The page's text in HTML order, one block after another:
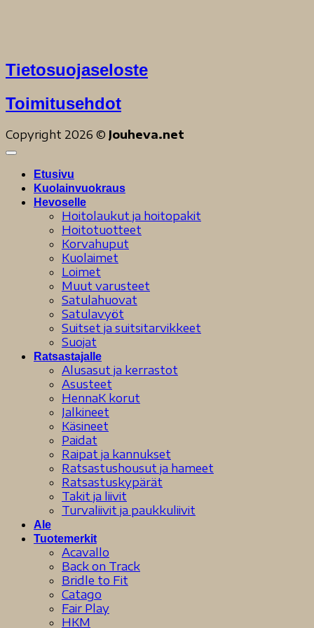
Tietosuojaseloste
Toimitusehdot
Copyright 2026 © Jouheva.net
Etusivu
Kuolainvuokraus
Hevoselle
Hoitolaukut ja hoitopakit
Hoitotuotteet
Korvahuput
Kuolaimet
Loimet
Muut varusteet
Satulahuovat
Satulavyöt
Suitset ja suitsitarvikkeet
Suojat
Ratsastajalle
Alusasut ja kerrastot
Asusteet
HennaK korut
Jalkineet
Käsineet
Paidat
Raipat ja kannukset
Ratsastushousut ja hameet
Ratsastuskypärät
Takit ja liivit
Turvaliivit ja paukkuliivit
Ale
Tuotemerkit
Acavallo
Back on Track
Bridle to Fit
Catago
Fair Play
HKM